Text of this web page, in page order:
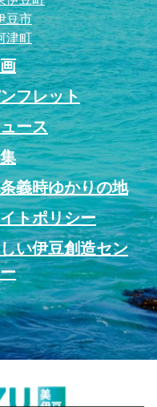
豆市
津町
フレット
ース
義時ゆかりの地
トポリシー
い伊豆創造セン